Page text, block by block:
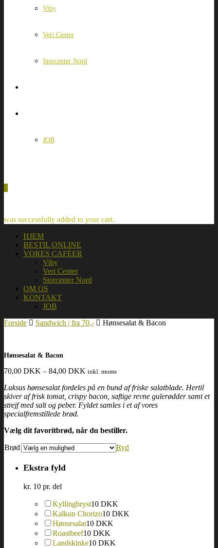
Viby
Veri Center
Storcenter Nord
JOB
was successfully added to your cart.
HJEM
BESTIL ONLINE
VORES CAFÉER
Viby
Veri Center
Storcenter Nord
OM OS
KONTAKT
JOB
Forside
Sandwich | fra 70,- Hønsesalat & Bacon
Hønsesalat & Bacon
70,00 DKK – 84,00 DKK inkl. moms
Luksus hønsesalat fordeles på en bund af friske salatblade. Hertil
skiver af frisk tomat, crispy bacon, saftige revne gulerødder samt et
strejf med salt og peber. Fyldet samles i et af vores
specialfremstillede brød.
Vælg dit favoritbrød, når du bestiller.
Brød Ryd
Ekstra fyld
kr. 10 pr. del
Kyllingbryst10 DKK
Kalkun Chorizo10 DKK
Hønsesalat10 DKK
Roastbeef10 DKK
Landskinke10 DKK